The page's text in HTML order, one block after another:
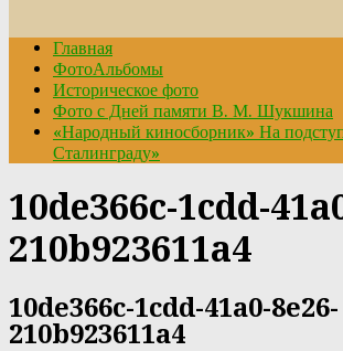
Главная
ФотоАльбомы
Историческое фото
Фото с Дней памяти В. М. Шукшина
«Народный киносборник» На
Сталинграду»
10de366c-1cdd-
210b923611a4
10de366c-1cdd-41a0-8e26-
210b923611a4